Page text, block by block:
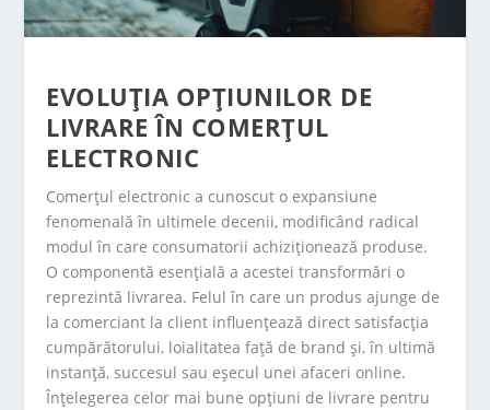
EVOLUȚIA OPȚIUNILOR DE
LIVRARE ÎN COMERȚUL
ELECTRONIC
Comerțul electronic a cunoscut o expansiune
fenomenală în ultimele decenii, modificând radical
modul în care consumatorii achiziționează produse.
O componentă esențială a acestei transformări o
reprezintă livrarea. Felul în care un produs ajunge de
la comerciant la client influențează direct satisfacția
cumpărătorului, loialitatea față de brand și, în ultimă
instanță, succesul sau eșecul unei afaceri online.
Înțelegerea celor mai bune opțiuni de livrare pentru